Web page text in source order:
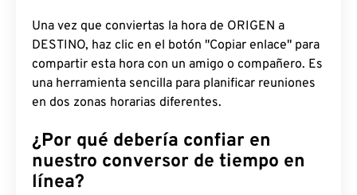
Una vez que conviertas la hora de ORIGEN a
DESTINO, haz clic en el botón "Copiar enlace" para
compartir esta hora con un amigo o compañero. Es
una herramienta sencilla para planificar reuniones
en dos zonas horarias diferentes.
¿Por qué debería confiar en
nuestro conversor de tiempo en
línea?